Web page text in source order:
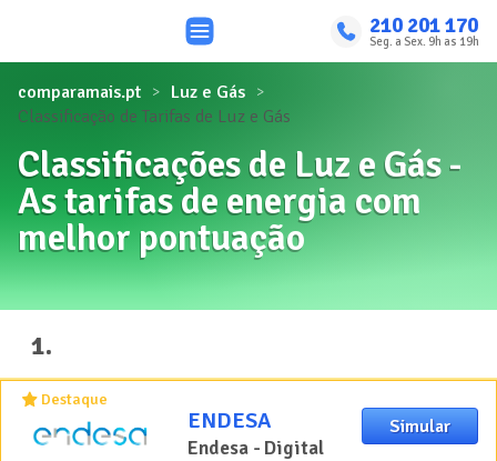
210 201 170
Seg. a Sex. 9h as 19h
comparamais.pt
Luz e Gás
Classificação de Tarifas de Luz e Gás
Classificações de Luz e Gás -
As tarifas de energia com
melhor pontuação
1.
Destaque
ENDESA
Endesa - Digital
Simular